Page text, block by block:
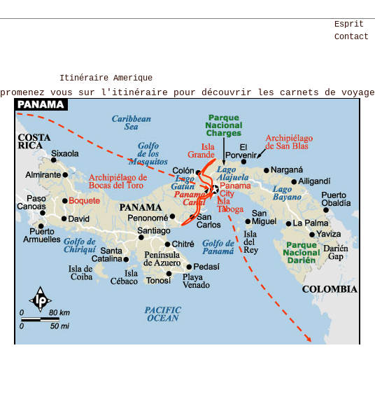
Esprit
Contact
Itinéraire Amerique
promenez vous sur l'itinéraire pour découvrir les carnets de voyage